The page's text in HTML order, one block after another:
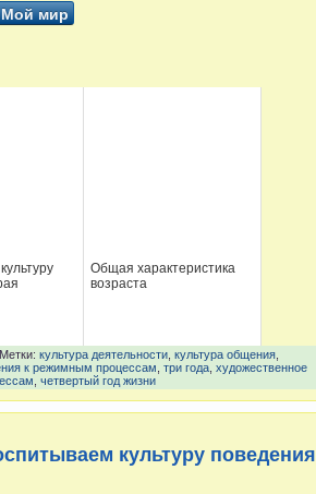
Мой мир
Общая характеристика
возраста
культура деятельности культура общения
к режимным процессам три года художественное
четвертый год жизни
культуру поведения